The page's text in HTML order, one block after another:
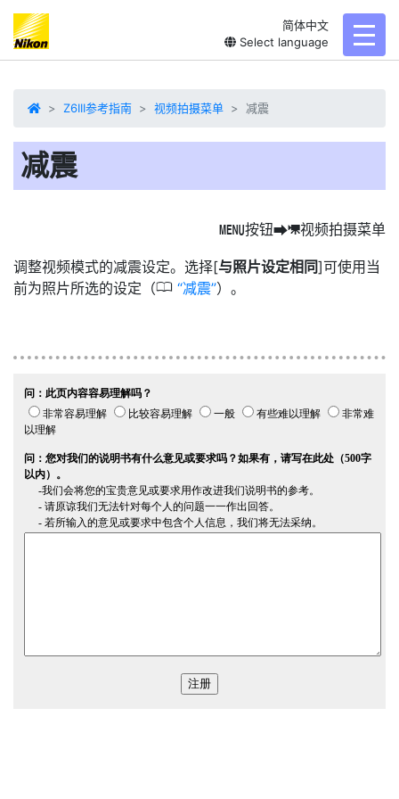
简体中文
Select language
Z6III参考指南 视频拍摄菜单 减震
减震
G按钮U1视频拍摄菜单
调整视频模式的减震设定。选择[与照片设定相同]可使用当
前为照片所选的设定（0 减震 ）。